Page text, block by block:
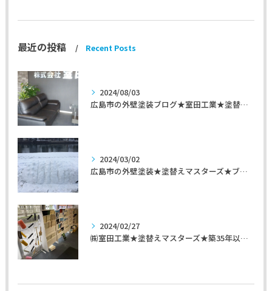
最近の投稿 Recent Posts
2024/08/03
広島市の外壁塗装ブログ★室田工業★塗替えマスターズ★外壁リフォーム
2024/03/02
広島市の外壁塗装★塗替えマスターズ★ブログ「初めて家を手入れするのに」
2024/02/27
㈱室田工業★塗替えマスターズ★築35年以上のお宅の施工事例